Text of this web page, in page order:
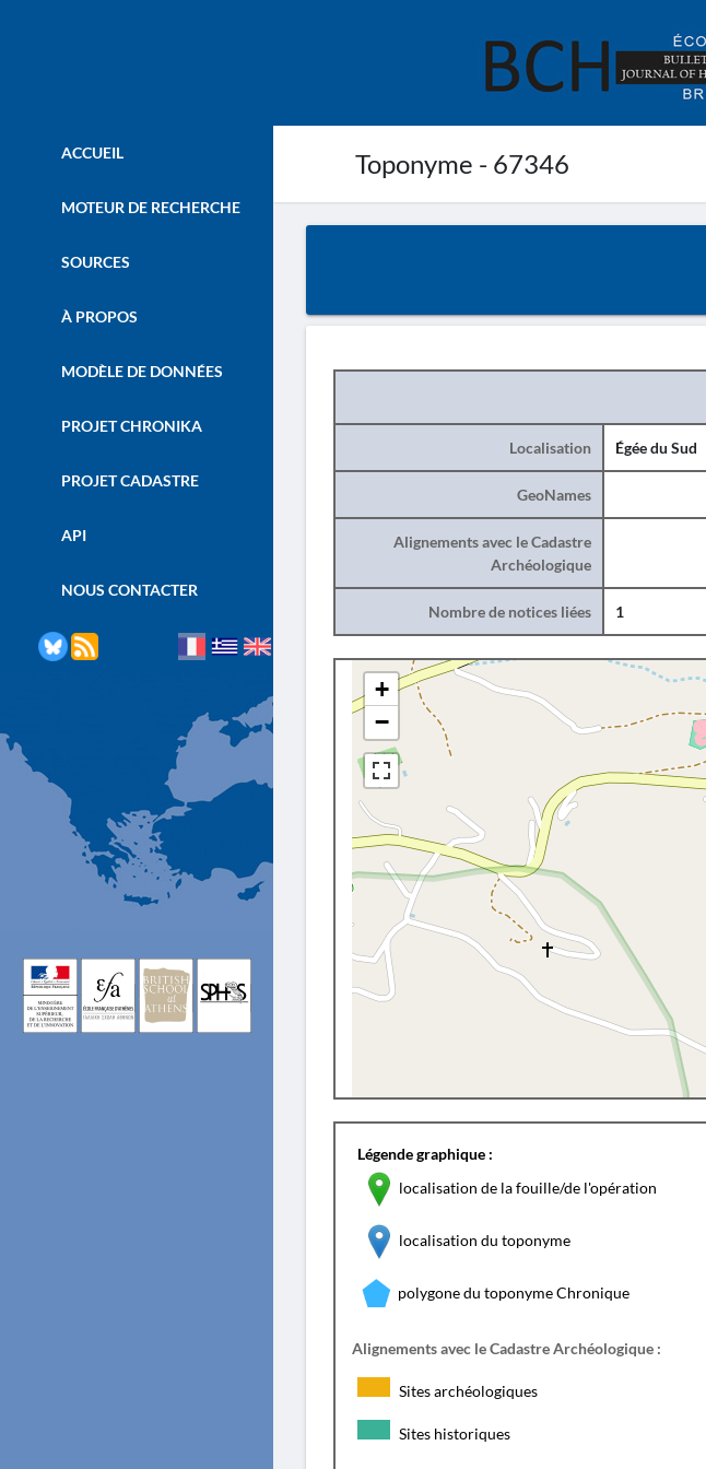
Toponyme - 67346
ACCUEIL
MOTEUR DE RECHERCHE
SOURCES
À PROPOS
MODÈLE DE DONNÉES
PROJET CHRONIKA
PROJET CADASTRE
API
NOUS CONTACTER
Localisation Égée du Sud
GeoNames
Alignements avec le Cadastre
Archéologique
Nombre de notices liées 1
+
−
Légende graphique :
localisation de la fouille/de l'opération
localisation du toponyme
polygone du toponyme Chronique
Alignements avec le Cadastre Archéologique :
Sites archéologiques
Sites historiques